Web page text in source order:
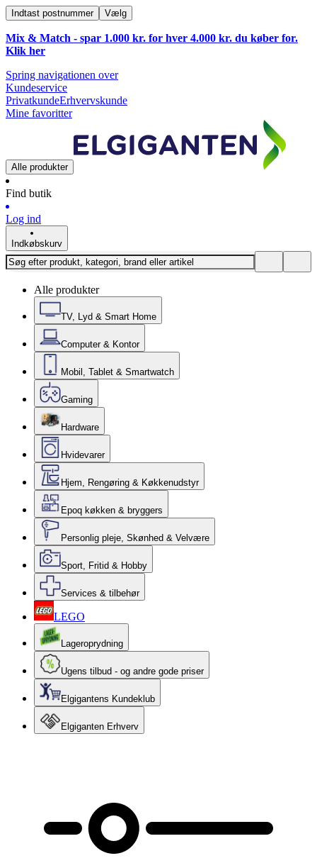
Indtast postnummer Vælg
Mix & Match - spar 1.000 kr. for hver 4.000 kr. du køber for.
Klik her
Spring navigationen over
Kundeservice
PrivatkundeErhvervskunde
Mine favoritter
Alle produkter
Find butik
Log ind
Indkøbskurv
Alle produkter
TV, Lyd & Smart Home
Computer & Kontor
Mobil, Tablet & Smartwatch
Gaming
Hardware
Hvidevarer
Hjem, Rengøring & Køkkenudstyr
Epoq køkken & bryggers
Personlig pleje, Skønhed & Velvære
Sport, Fritid & Hobby
Services & tilbehør
LEGO
Lageroprydning
Ugens tilbud - og andre gode priser
Elgigantens Kundeklub
Elgiganten Erhverv